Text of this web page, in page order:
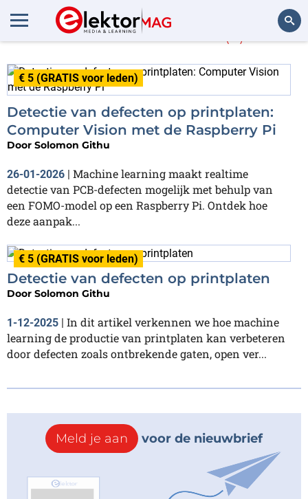
Solomon Githu
€ 5 (GRATIS voor leden)
Detectie van defecten op printplaten:
Computer Vision met de Raspberry Pi
Door Solomon Githu
26-01-2026 | Machine learning maakt realtime
detectie van PCB-defecten mogelijk met behulp van
een FOMO-model op een Raspberry Pi. Ontdek hoe
deze aanpak...
€ 5 (GRATIS voor leden)
Detectie van defecten op printplaten
Door Solomon Githu
1-12-2025 | In dit artikel verkennen we hoe machine
learning de productie van printplaten kan verbeteren
door defecten zoals ontbrekende gaten, open ver...
Meld je aan voor de nieuwbrief